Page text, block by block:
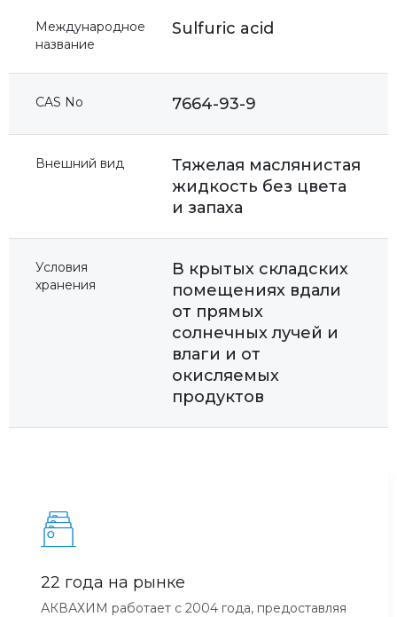
Международное
название
Sulfuric acid
CAS No 7664-93-9
Внешний вид
Тяжелая маслянистая
жидкость без цвета
и запаха
Условия
хранения
В крытых складских
помещениях вдали
от прямых
солнечных лучей и
влаги и от
окисляемых
продуктов
22 года на рынке
АКВАХИМ работает с 2004 года, предоставляя